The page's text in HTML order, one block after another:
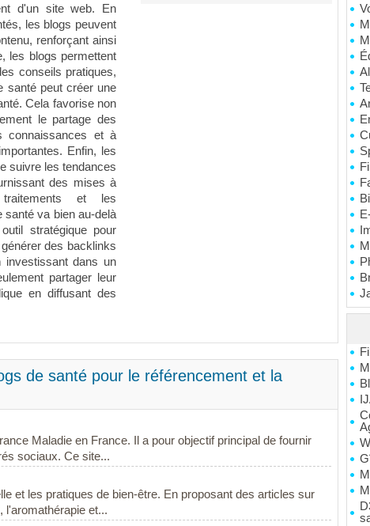
d'un site web. En
les blogs peuvent
renforçant ainsi
les blogs permettent
conseils pratiques,
santé peut créer une
Cela favorise non
le partage des
connaissances et à
Enfin, les
suivre les tendances
des mises à
et les
santé va bien au-delà
stratégique pour
des backlinks
investissant dans un
partager leur
en diffusant des
de santé pour le référencement et la
Maladie en France. Il a pour objectif principal de fournir
sociaux. Ce site...
et les pratiques de bien-être. En proposant des articles sur
l'aromathérapie et...